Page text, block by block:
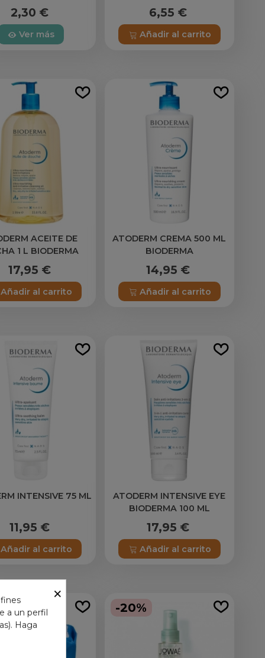
2,30 €
Ver más
6,55 €
Añadir al carrito
ACEITE DE
1 L BIODERMA
17,95 €
Añadir al carrito
ATODERM CREMA 500 ML
BIODERMA
14,95 €
Añadir al carrito
INTENSIVE 75 ML
11,95 €
Añadir al carrito
ATODERM INTENSIVE EYE
BIODERMA 100 ML
17,95 €
Añadir al carrito
-20%
×
a un perfil
Haga